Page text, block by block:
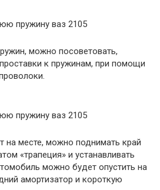
можно посоветовать,
к пружинам, при помощи
на месте, можно поднимать край
«трапеция» и устанавливать
можно будет опустить на
амортизатор и короткую